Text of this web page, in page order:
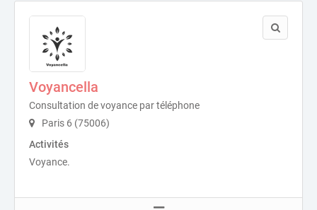
Voyancella
Consultation de voyance par téléphone
Paris 6 (75006)
Activités
Voyance.